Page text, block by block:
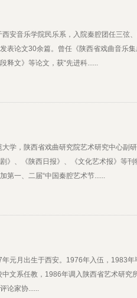
安音乐学院民乐系，入院秦腔团任三弦
表论文30余篇。曾任《陕西省戏曲音乐
释文》等论文，获“先进科......
学，陕西省戏曲研究院艺术研究中心副
》、《陕西日报》、《文化艺术报》等
第一、二届“中国秦腔艺术节......
元月出生于西安。1976年入伍，1983
文系任教，1986年调入陕西省艺术研究
论家协......